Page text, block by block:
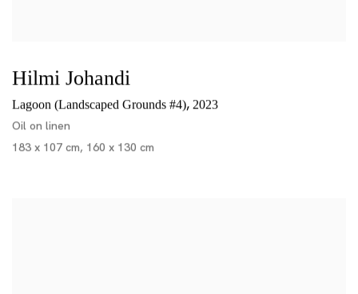
Hilmi Johandi
Lagoon (Landscaped Grounds #4), 2023
Oil on linen
183 x 107 cm, 160 x 130 cm